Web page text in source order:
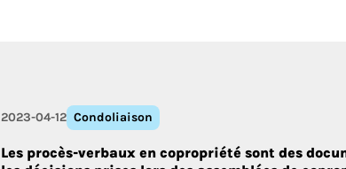
2023-04-12 Condoliaison
Les procès-verbaux en copropriété sont des